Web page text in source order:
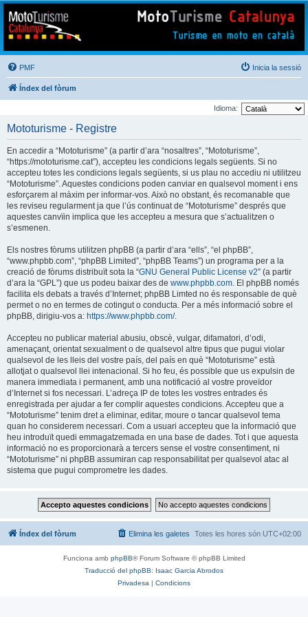
Mototurisme
Turisme en moto en català
PMF Inicia la sessió
Índex del fòrum
Idioma:
Mototurisme - Registre
En accedir a “Mototurisme” (a partir d’ara “nosaltres”, “Mototurisme”,
“https://mototurisme.cat”), accepteu les condicions legals següents. Si no
accepteu totes les condicions legals següents, si us plau no accediu ni utilitzeu
“Mototurisme”. Aquestes condicions poden canviar en qualsevol moment i ens
esforçarem al màxim per informar-vos. Això no obstant, és recomanable que
les reviseu regularment ja que l’ús continuat de “Mototurisme” després que
aquestes canvïin implica que les accepteu a mesura que s’actualitzen o
s’esmenen.
Els nostres fòrums utilitzen phpBB (a partir d’ara “ells”, “el phpBB”,
“www.phpbb.com”, “phpBB Limited”, “phpBB Teams”) un programa per a la
creació de fòrums distribuït sota la “GNU General Public License v2” (a partir
d’ara la “GPL”) que us podeu baixar des de www.phpbb.com. El phpBB només
facilita els debats a través d’Internet; phpBB Limted no és responsable de què
permet o no en termes de cotingut o conducta. Per a més informació sobre el
phpBB, dirigiu-vos a: https://www.phpbb.com/.
Accepteu no publicar material abusiu, obscè, vulgar, difamatori, d’odi,
amenaçant, orientat sexualment o de qualsevol altre tipus que pugui violar
qualsevol de les lleis del vostre país, del país en què “Mototurisme” està
allotjat o qualsevol llei intenacional. Si ho feu, és possible que us expulsin de
manera immediata i permanent, amb una notificació al vostre proveïdor
d’Internet si fos necessari. L’adreça IP de totes les vostres entrades és
enregistrada per ajudar a fer complir aquestes condicions. Accepteu que a
“Mototurisme” tenim dret a eliminar, editar, moure o tancar qualsevol tema
quan ho considerem necessari. Com a usuari accepteu que la informació que
heu introduït quedi emmagatzemada en una base de dades. Tot i que aquesta
informació no es proporcionarà a tercers sense el vostre consentiment, ni
“Mototurisme” ni phpBB assumiran cap responsabilitat per qualsevol atac al
sistema que pugui comprometre les dades.
Índex del fòrum Totes les hores són UTC+02:00
Elimina les galetes
Funciona amb phpBB® Forum Software © phpBB Limited
Traducció del phpBB: Isaac Garcia Abrodos
Privadesa | Condicions